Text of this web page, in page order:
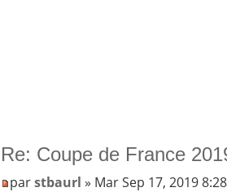
Re: Coupe de France
parstbaurl » Mar Sep 17, 2019